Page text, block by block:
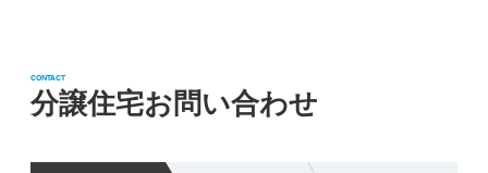
分譲住宅お問い合わせ
CONTACT